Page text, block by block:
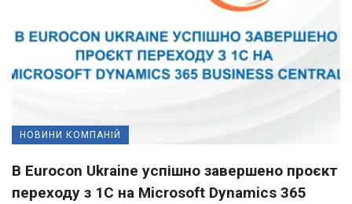
НОВИНИ КОМПАНІЙ
В Eurocon Ukraine успішно завершено проєкт
переходу з 1С на Microsoft Dynamics 365